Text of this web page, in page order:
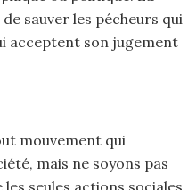
sauver les pécheurs qui
acceptent son jugement
mouvement qui
mais ne soyons pas
seules actions sociales